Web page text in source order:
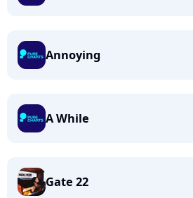
Annoying
A While
Gate 22